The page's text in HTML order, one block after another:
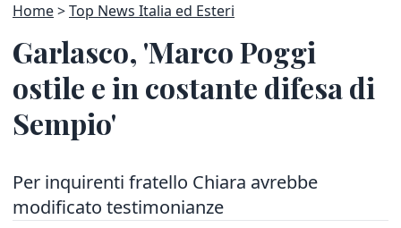
Home Top News Italia ed Esteri
Garlasco, 'Marco Poggi
ostile e in costante difesa di
Sempio'
Per inquirenti fratello Chiara avrebbe
modificato testimonianze